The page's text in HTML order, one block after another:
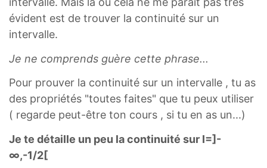
évident est de trouver la continuité sur un
intervalle.
Je ne comprends guère cette phrase...
Pour prouver la continuité sur un intervalle , tu as
des propriétés "toutes faites" que tu peux utiliser
( regarde peut-être ton cours , si tu en as un...)
Je te détaille un peu la continuité sur I=]-
∞,-1/2[